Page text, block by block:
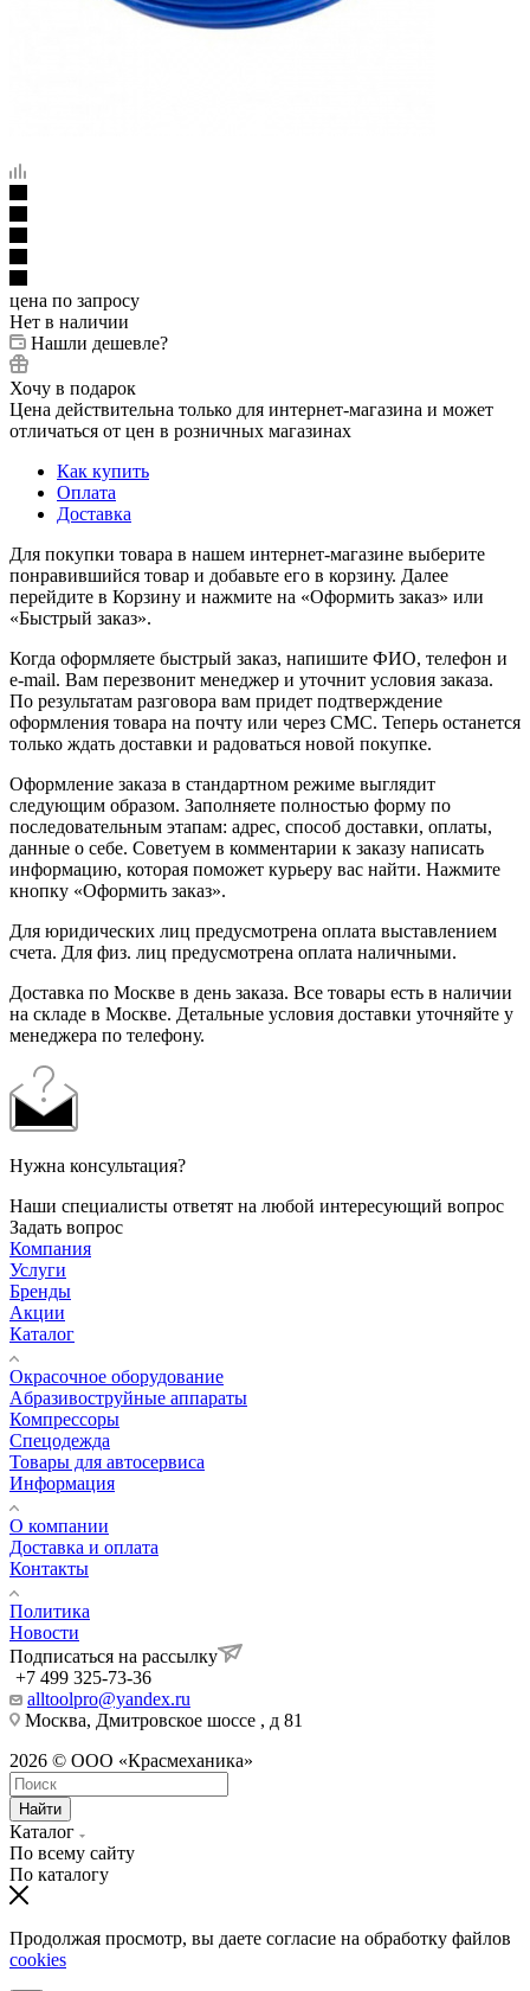
цена по запросу
Нет в наличии
Нашли дешевле?
Хочу в подарок
Цена действительна только для интернет-магазина и может
отличаться от цен в розничных магазинах
Как купить
Оплата
Доставка
Для покупки товара в нашем интернет-магазине выберите
понравившийся товар и добавьте его в корзину. Далее
перейдите в Корзину и нажмите на «Оформить заказ» или
«Быстрый заказ».
Когда оформляете быстрый заказ, напишите ФИО, телефон и
e-mail. Вам перезвонит менеджер и уточнит условия заказа.
По результатам разговора вам придет подтверждение
оформления товара на почту или через СМС. Теперь останется
только ждать доставки и радоваться новой покупке.
Оформление заказа в стандартном режиме выглядит
следующим образом. Заполняете полностью форму по
последовательным этапам: адрес, способ доставки, оплаты,
данные о себе. Советуем в комментарии к заказу написать
информацию, которая поможет курьеру вас найти. Нажмите
кнопку «Оформить заказ».
Для юридических лиц предусмотрена оплата выставлением
счета. Для физ. лиц предусмотрена оплата наличными.
Доставка по Москве в день заказа. Все товары есть в наличии
на складе в Москве. Детальные условия доставки уточняйте у
менеджера по телефону.
Нужна консультация?
Наши специалисты ответят на любой интересующий вопрос
Задать вопрос
Компания
Услуги
Бренды
Акции
Каталог
Окрасочное оборудование
Aбразивоструйные аппараты
Компрессоры
Спецодежда
Товары для автосервиса
Информация
О компании
Доставка и оплата
Контакты
Политика
Новости
Подписаться на рассылку
+7 499 325-73-36
alltoolpro@yandex.ru
Москва, Дмитровское шоссе , д 81
2026 © ООО «Красмеханика»
Найти
Каталог
По всему сайту
По каталогу
Продолжая просмотр, вы даете согласие на обработку файлов
cookies